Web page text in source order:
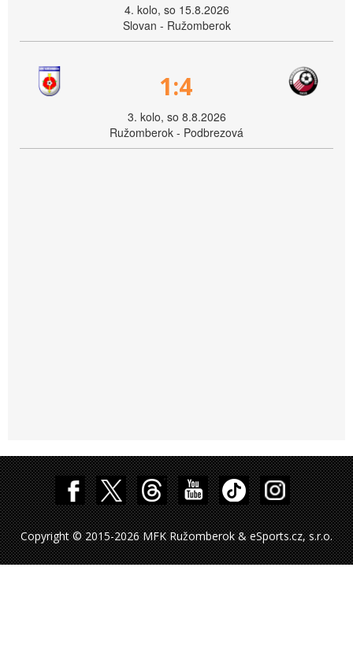
4. kolo, so 15.8.2026
Slovan - Ružomberok
1:4
3. kolo, so 8.8.2026
Ružomberok - Podbrezová
Copyright © 2015-2026 MFK Ružomberok & eSports.cz, s.r.o.